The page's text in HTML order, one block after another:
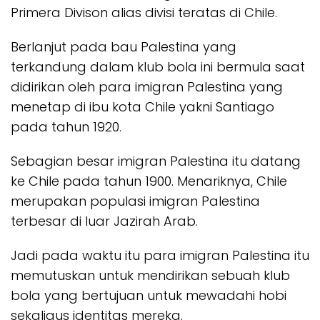
Primera Divison alias divisi teratas di Chile.
Berlanjut pada bau Palestina yang
terkandung dalam klub bola ini bermula saat
didirikan oleh para imigran Palestina yang
menetap di ibu kota Chile yakni Santiago
pada tahun 1920.
Sebagian besar imigran Palestina itu datang
ke Chile pada tahun 1900. Menariknya, Chile
merupakan populasi imigran Palestina
terbesar di luar Jazirah Arab.
Jadi pada waktu itu para imigran Palestina itu
memutuskan untuk mendirikan sebuah klub
bola yang bertujuan untuk mewadahi hobi
sekaligus identitas mereka.